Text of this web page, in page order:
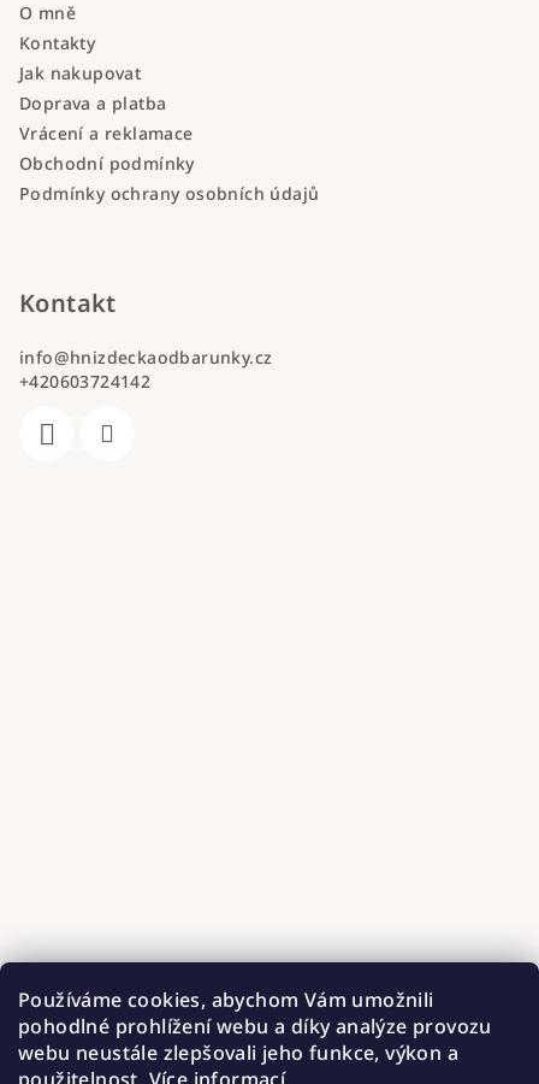
Používáme cookies, abychom Vám umožnili
pohodlné prohlížení webu a díky analýze provozu
webu neustále zlepšovali jeho funkce, výkon a
O mně
Kontakty
Jak nakupovat
Doprava a platba
Vrácení a reklamace
Obchodní podmínky
Podmínky ochrany osobních údajů
Kontakt
info@hnizdeckaodbarunky.cz
+420603724142